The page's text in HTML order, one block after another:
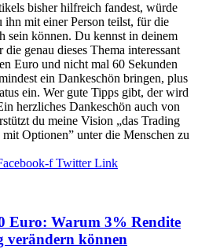
bisher hilfreich fandest, würde
mit einer Person teilst, für die
sein können. Du kennst in deinem
genau dieses Thema interessant
Euro und nicht mal 60 Sekunden
ein Dankeschön bringen, plus
ein. Wer gute Tipps gibt, der wird
herzliches Dankeschön auch von
du meine Vision „das Trading
Optionen” unter die Menschen zu
f Twitter Link
Euro: Warum 3% Rendite
verändern können